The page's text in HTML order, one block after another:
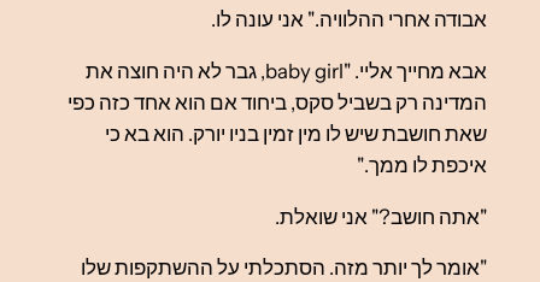
אבודה אחרי ההלוויה." אני עונה לו.
אבא מחייך אליי. "baby girl, גבר לא היה חוצה את
המדינה רק בשביל סקס, ביחוד אם הוא אחד כזה כפי
שאת חושבת שיש לו מין זמין בניו יורק. הוא בא כי
איכפת לו ממך."
"אתה חושב?" אני שואלת.
"אומר לך יותר מזה. הסתכלתי על ההשתקפות שלו